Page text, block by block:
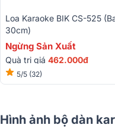
Loa Karaoke BIK CS-525
30cm)
Ngừng Sản Xuất
Quà trị giá 462.000đ
5/5 (32)
Hình ảnh bộ dàn